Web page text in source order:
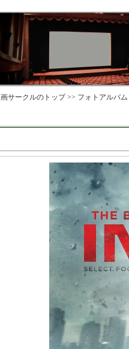
サークルのトップ >> フォトアルバム